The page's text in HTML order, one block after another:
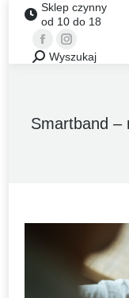
Sklep czynny
od 10 do 18
FacebookInstagram
Szukaj:Wyszukaj
Smartband –